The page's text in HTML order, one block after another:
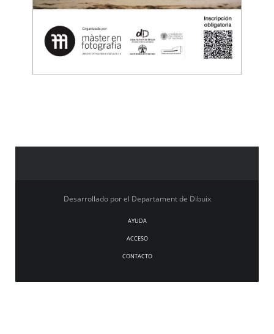
Desarrollado por el Departament de Dibuix
AYUDA
ACCESO
CONTACTO